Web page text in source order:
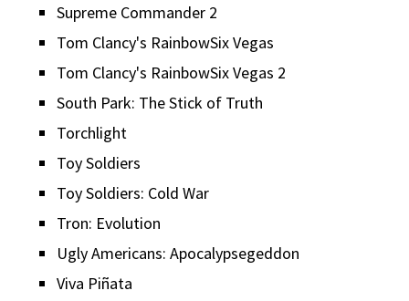
Supreme Commander 2
Tom Clancy's RainbowSix Vegas
Tom Clancy's RainbowSix Vegas 2
South Park: The Stick of Truth
Torchlight
Toy Soldiers
Toy Soldiers: Cold War
Tron: Evolution
Ugly Americans: Apocalypsegeddon
Viva Piñata